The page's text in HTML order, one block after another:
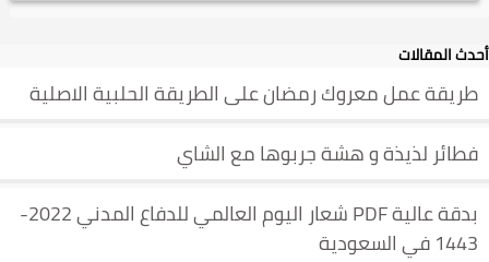
أحدث المقالات
طريقة عمل معروك رمضان على الطريقة الحلبية الاصلية
فطائر لذيذة و هشة جربوها مع الشاي
بدقة عالية PDF شعار اليوم العالمي للدفاع المدني 2022-
1443 في السعودية